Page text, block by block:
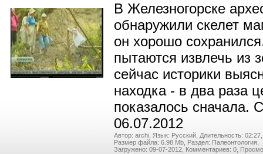
В Железногорске
обнаружили скелет
он хорошо
пытаются извлечь из
сейчас историки
находка - в два раза
показалось сначала.
06.07.2012
Автор: archi, Язык: Русский, Длительность: 02:27,
Размер файла: 6.98 Mb, Раздел: Палеонтология,
Загружено: 09-07-2012, Комментариев: 0,